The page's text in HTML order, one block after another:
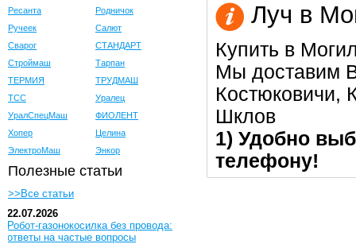
Ресанта
Родничок
Ручеек
Салют
Сварог
СТАНДАРТ
Строймаш
Тарпан
ТЕРМИЯ
ТРУДМАШ
ТСС
Уралец
УралСпецМаш
ФИОЛЕНТ
Хопер
Целина
ЭлектроМаш
Энкор
Полезные статьи
>>Все статьи
22.07.2026
Робот-газонокосилка без провода:
ответы на частые вопросы
Луч в
Купить в
Мы доставим
Костюковичи,
Шклов
1) Удобно
телефону!